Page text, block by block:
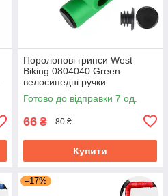
Поролонові грипси West
Biking 0804040 Green
велосипедні ручки
Готово до відправки 7 од.
66 ₴ 80 ₴
Купити
–17%